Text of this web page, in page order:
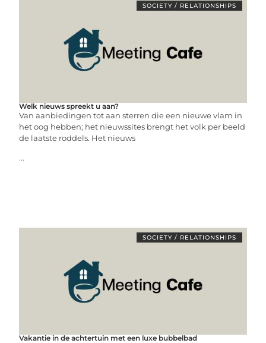
SOCIETY / RELATIONSHIPS
Welk nieuws spreekt u aan?
Van aanbiedingen tot aan sterren die een nieuwe vlam in
het oog hebben; het nieuwssites brengt het volk per beeld
de laatste roddels. Het nieuws
...
SOCIETY / RELATIONSHIPS
Vakantie in de achtertuin met een luxe bubbelbad